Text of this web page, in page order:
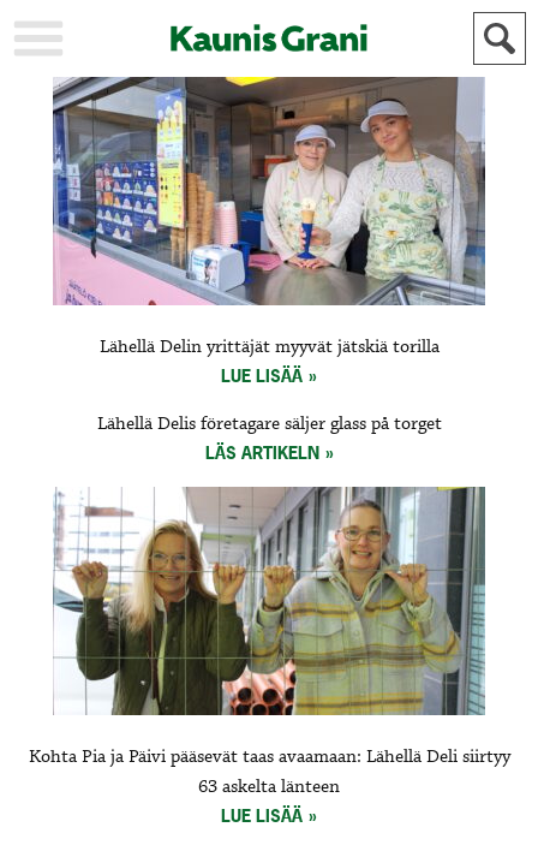
KAUPUNKI
STADEN
AJANKOHTAISTA
AKTUELLT
URHEILU
IDROTT
KULTTUURI
KULTUR
HISTORIA
HISTORIA
YLEINEN
ALLMÄN
MAINOSTAJILLE
FÖR
ANNONSÖRER
Lähellä Delin yrittäjät myyvät jätskiä torilla
LUE LISÄÄ
Lähellä Delis företagare säljer glass på torget
LÄS ARTIKELN
Kohta Pia ja Päivi pääsevät taas avaamaan: Lähellä Deli siirtyy
63 askelta länteen
LUE LISÄÄ